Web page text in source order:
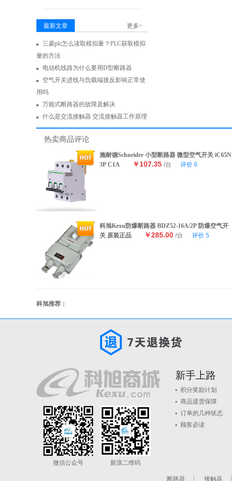
最新文章 更多>
三菱plc怎么读取模拟量？PLC获取模拟
量的方法
电动机线路为什么要用D型断路器
空气开关进线与负载端接反影响正常使
用吗
万能式断路器的故障及解决
什么是交流接触器 交流接触器工作原理
热卖商品评论
施耐德Schneider 小型断路器 微型空气开关 iC65N
3P C1A
￥107.35 /台 评价 6
科旭Kexu防爆断路器 BDZ52-16A/2P 防爆空气开
关 原装正品
￥285.00 /台 评价 5
科旭推荐：
微信公众号 新浪二维码
新手上路
积分奖励计划
商品退货保障
订单的几种状态
顾客必读
断路器 接触器